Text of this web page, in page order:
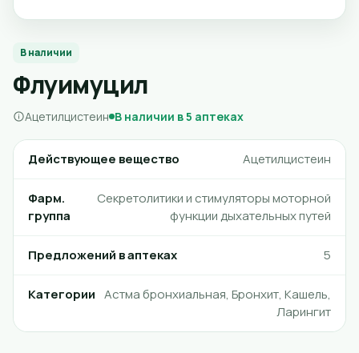
В наличии
Флуимуцил
Ацетилцистеин В наличии в 5 аптеках
Действующее вещество Ацетилцистеин
Фарм.
группа
Секретолитики и стимуляторы моторной
функции дыхательных путей
Предложений в аптеках 5
Категории Астма бронхиальная, Бронхит, Кашель,
Ларингит